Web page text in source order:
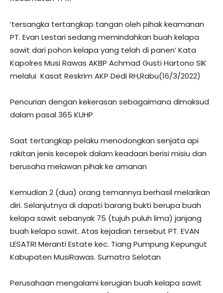
‘tersangka tertangkap tangan oleh pihak keamanan
PT. Evan Lestari sedang memindahkan buah kelapa
sawit dari pohon kelapa yang telah di panen’ Kata
Kapolres Musi Rawas AKBP Achmad Gusti Hartono SIK
melalui Kasat Reskrim AKP Dedi RH,Rabu(16/3/2022)
Pencurian dengan kekerasan sebagaimana dimaksud
dalam pasal 365 KUHP
Saat tertangkap pelaku menodongkan senjata api
rakitan jenis kecepek dalam keadaan berisi misiu dan
berusaha melawan pihak ke amanan
Kemudian 2 (dua) orang temannya berhasil melarikan
diri. Selanjutnya di dapati barang bukti berupa buah
kelapa sawit sebanyak 75 (tujuh puluh lima) janjang
buah kelapa sawit. Atas kejadian tersebut PT. EVAN
LESATRI Meranti Estate kec. Tiang Pumpung Kepungut
Kabupaten MusiRawas. Sumatra Selatan
Perusahaan mengalami kerugian buah kelapa sawit